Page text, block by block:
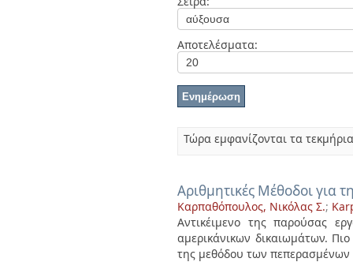
Αποτελέσματα:
Τώρα εμφανίζονται τα
Αριθμητικές Μέθοδοι για
Καρπαθόπουλος, Νικόλας Σ.;
Αντικέιμενο της παρούσας
αμερικάνικων δικαιωμάτων.
της μεθόδου των πεπερασμένων